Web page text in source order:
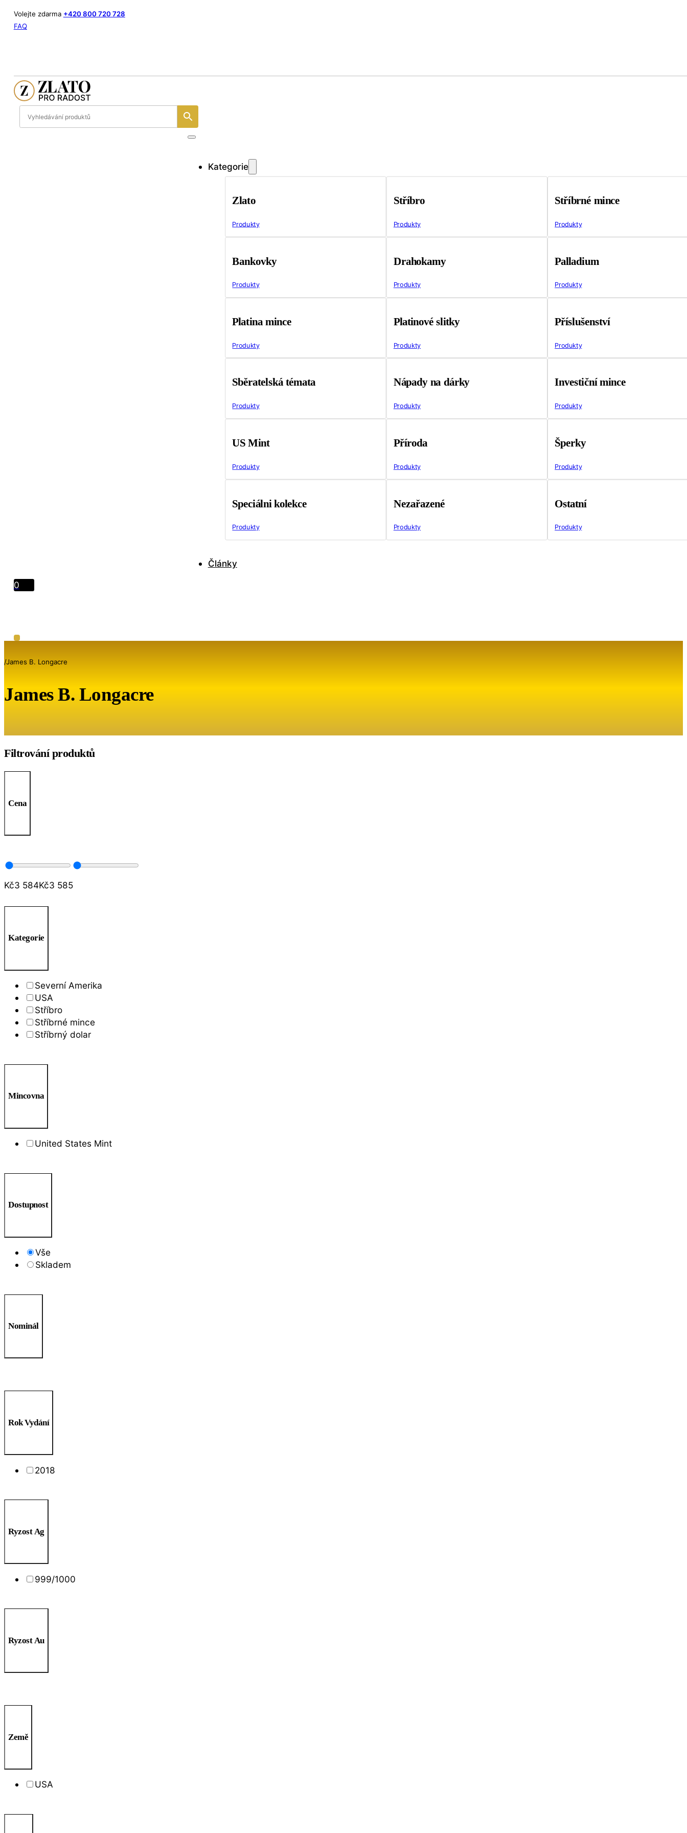
Volejte zdarma +420 800 720 728
FAQ
Kategorie
Zlato
Produkty
Stříbro
Produkty
Stříbrné mince
Produkty
Bankovky
Produkty
Drahokamy
Produkty
Palladium
Produkty
Platina mince
Produkty
Platinové slitky
Produkty
Příslušenství
Produkty
Sběratelská témata
Produkty
Nápady na dárky
Produkty
Investiční mince
Produkty
US Mint
Produkty
Příroda
Produkty
Šperky
Produkty
Speciálni kolekce
Produkty
Nezařazené
Produkty
Ostatní
Produkty
Články
0
/James B. Longacre
James B. Longacre
Filtrování produktů
Cena
Kč3 584Kč3 585
Kategorie
Severní Amerika
USA
Stříbro
Stříbrné mince
Stříbrný dolar
Mincovna
United States Mint
Dostupnost
Vše
Skladem
Nominál
Rok Vydání
2018
Ryzost Ag
999/1000
Ryzost Au
Země
USA